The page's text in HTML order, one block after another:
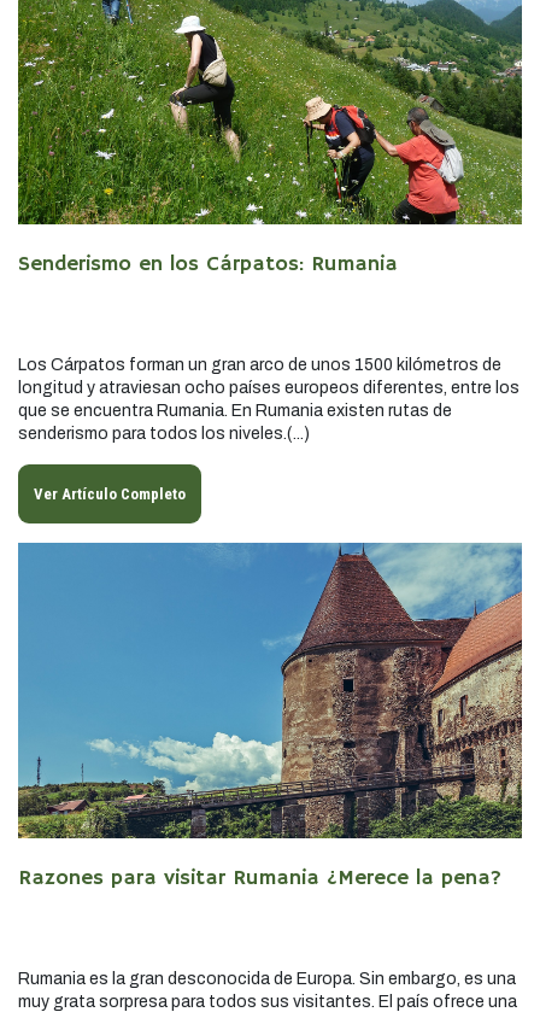
Senderismo en los Cárpatos: Rumania
Los Cárpatos forman un gran arco de unos 1500 kilómetros de
longitud y atraviesan ocho países europeos diferentes, entre los
que se encuentra Rumania. En Rumania existen rutas de
senderismo para todos los niveles.(...)
Ver Artículo Completo
Razones para visitar Rumania ¿Merece la pena?
Rumania es la gran desconocida de Europa. Sin embargo, es una
muy grata sorpresa para todos sus visitantes. El país ofrece una